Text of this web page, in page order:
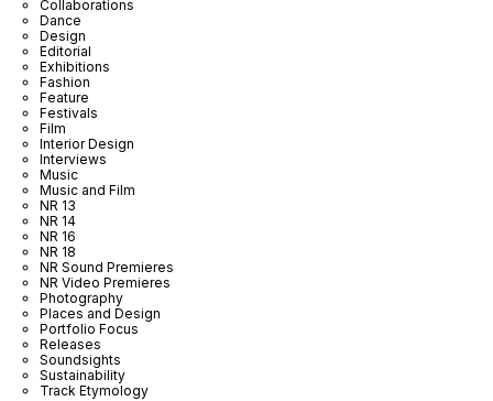
Collaborations
Dance
Design
Editorial
Exhibitions
Fashion
Feature
Festivals
Film
Interior Design
Interviews
Music
Music and Film
NR 13
NR 14
NR 16
NR 18
NR Sound Premieres
NR Video Premieres
Photography
Places and Design
Portfolio Focus
Releases
Soundsights
Sustainability
Track Etymology